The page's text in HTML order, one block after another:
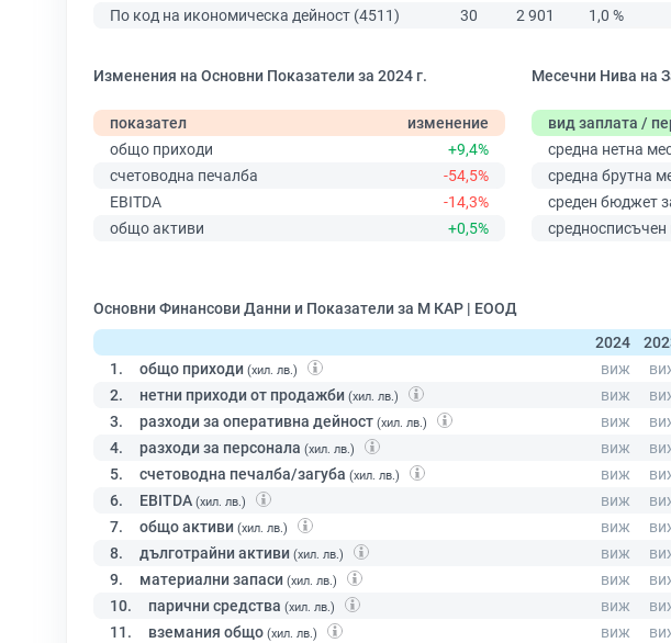
По код на икономическа дейност (4511)
30 2 901 1,0 %
Изменения на Основни Показатели за 2024 г.
показател
изменение
общо приходи
+9,4%
счетоводна печалба
-54,5%
EBITDA
-14,3%
общо активи
+0,5%
Месечни Нива на
вид заплата /
средна нетна
средна брутна
среден бюджет
средносписъчен
Основни Финансови Данни и Показатели за М КАР | ЕООД
2024
1.
общо приходи (хил. лв.)
2. нетни приходи от продажби (хил. лв.)
3. разходи за оперативна дейност (хил. лв.)
4. разходи за персонала (хил. лв.)
5. счетоводна печалба/загуба (хил. лв.)
6. EBITDA (хил. лв.)
7. общо активи (хил. лв.)
8. дълготрайни активи (хил. лв.)
9. материални запаси (хил. лв.)
10. парични средства (хил. лв.)
11. вземания общо (хил. лв.)